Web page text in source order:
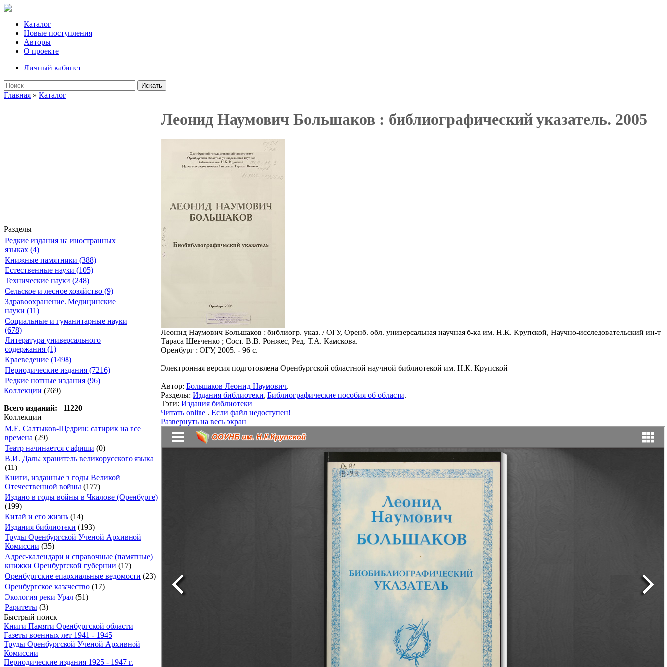
Каталог
Новые поступления
Авторы
О проекте
Личный кабинет
Искать
Главная » Каталог
Разделы
Редкие издания на иностранных
языках (4)
Книжные памятники (388)
Естественные науки (105)
Технические науки (248)
Сельское и лесное хозяйство (9)
Здравоохранение. Медицинские
науки (11)
Социальные и гуманитарные науки
(678)
Литература универсального
содержания (1)
Краеведение (1498)
Периодические издания (7216)
Редкие нотные издания (96)
Коллекции (769)
Всего изданий: 11220
Коллекции
М.Е. Салтыков-Щедрин: сатирик на все
времена (29)
Театр начинается с афиши (0)
В.И. Даль: хранитель великорусского языка
(11)
Книги, изданные в годы Великой
Отечественной войны (177)
Издано в годы войны в Чкалове (Оренбурге)
(199)
Китай и его жизнь (14)
Издания библиотеки (193)
Труды Оренбургской Ученой Архивной
Комиссии (35)
Адрес-календари и справочные (памятные)
книжки Оренбургской губернии (17)
Оренбургские епархиальные ведомости (23)
Оренбургское казачество (17)
Экология реки Урал (51)
Раритеты (3)
Быстрый поиск
Книги Памяти Оренбургской области
Газеты военных лет 1941 - 1945
Труды Оренбургской Ученой Архивной
Комиссии
Периодические издания 1925 - 1947 г.
Леонид Наумович Большаков : библиографический указатель. 2005
Леонид Наумович Большаков : библиогр. указ. / ОГУ, Оренб. обл. универсальная научная б-ка им. Н.К. Крупской, Научно-исследовательский ин-т
Тараса Шевченко ; Сост. В.В. Ронжес, Ред. Т.А. Камскова.
Оренбург : ОГУ, 2005. - 96 с.
Электронная версия подготовлена Оренбургской областной научной библиотекой им. Н.К. Крупской
Автор: Большаков Леонид Наумович.
Разделы: Издания библиотеки, Библиографические пособия об области.
Тэги: Издания библиотеки
Читать online . Если файл недоступен!
Развернуть на весь экран